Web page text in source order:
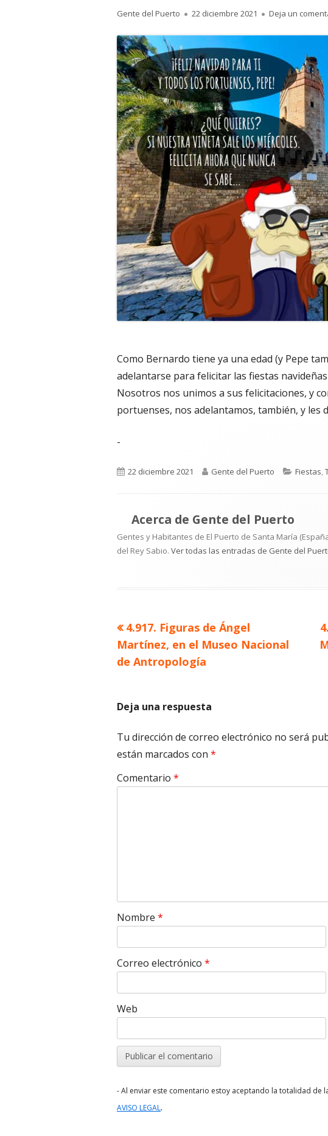
Autor
Gente del Puerto
Publicado
22 diciembre 2021 Deja un
Como Bernardo tiene ya una edad (y Pepe
adelantarse para felicitar las fiestas
Nosotros nos unimos a sus felicitaciones, y
portuenses, nos adelantamos, también, y les
-
Publicado
22 diciembre 2021 Autor
Gente del Puerto Fiestas,
Acerca de Gente del Puerto
Gentes y Habitantes de El Puerto de Santa María
del Rey Sabio. Ver todas las entradas de Gente del
Navegación
de
Artículo
anterior
4.917. Figuras de Ángel
Martínez, en el Museo Nacional
de Antropología
Deja una respuesta
Tu dirección de correo electrónico no será
están marcados con *
Comentario *
Nombre *
Correo electrónico *
Web
- Al enviar este comentario estoy aceptando la totalidad de
AVISO LEGAL.